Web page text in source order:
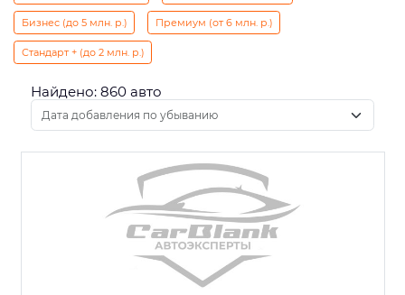
Бизнес (до 5 млн. р.) Премиум (от 6 млн. р.)
Стандарт + (до 2 млн. р.)
Найдено: 860 авто